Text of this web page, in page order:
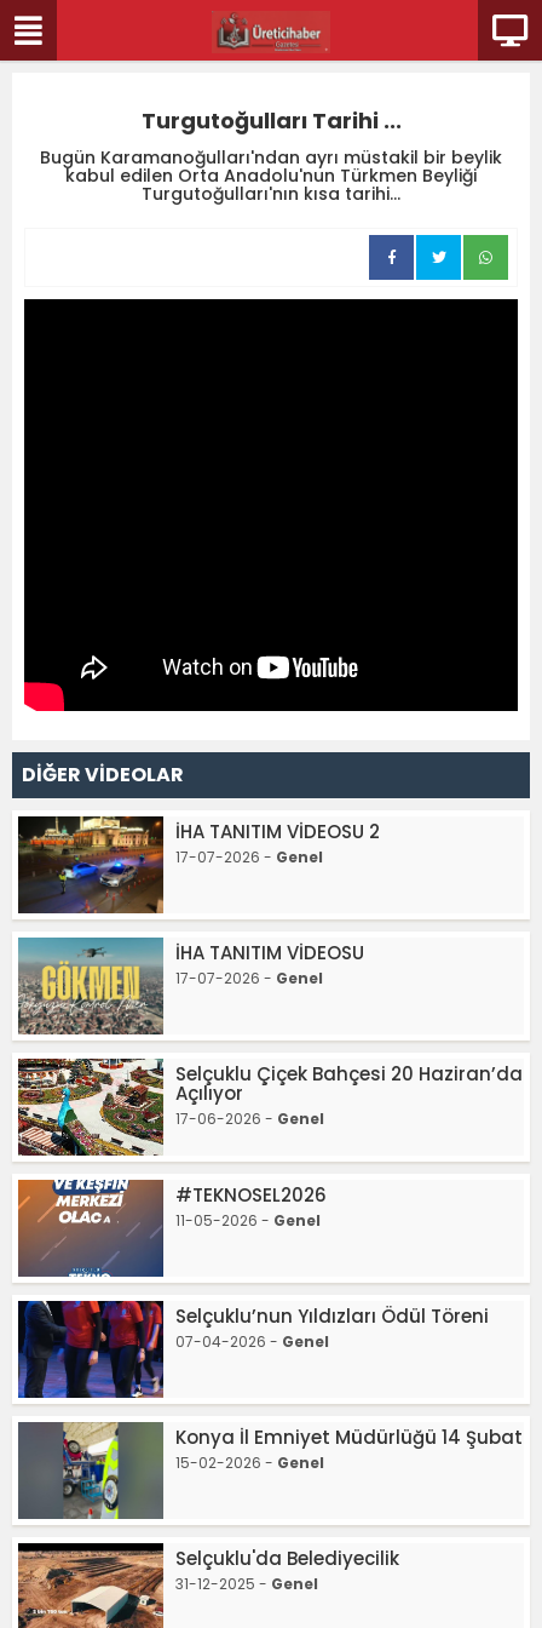
Turgutoğulları Tarihi ...
Bugün Karamanoğulları'ndan ayrı müstakil bir beylik
kabul edilen Orta Anadolu'nun Türkmen Beyliği
Turgutoğulları'nın kısa tarihi...
DİĞER VİDEOLAR
İHA TANITIM VİDEOSU 2
17-07-2026 - Genel
İHA TANITIM VİDEOSU
17-07-2026 - Genel
Selçuklu Çiçek Bahçesi 20 Haziran’da
Açılıyor
17-06-2026 - Genel
#TEKNOSEL2026
11-05-2026 - Genel
Selçuklu’nun Yıldızları Ödül Töreni
07-04-2026 - Genel
Konya İl Emniyet Müdürlüğü 14 Şubat
15-02-2026 - Genel
Selçuklu'da Belediyecilik
31-12-2025 - Genel